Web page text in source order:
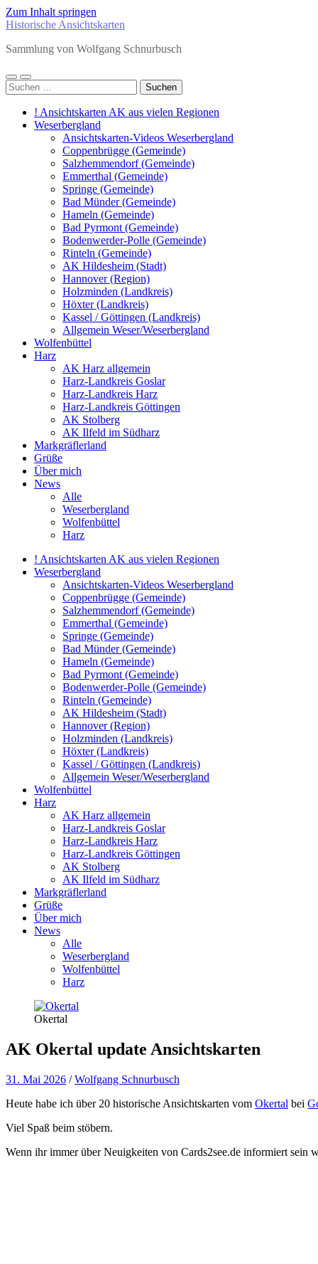
Zum Inhalt springen
Historische Ansichtskarten
Sammlung von Wolfgang Schnurbusch
Mobile-
Menü
Suchfeld
ein-/ausblenden
Suchen
nach:
! Ansichtskarten AK aus vielen Regionen
Weserbergland
Ansichtskarten-Videos Weserbergland
Coppenbrügge (Gemeinde)
Salzhemmendorf (Gemeinde)
Emmerthal (Gemeinde)
Springe (Gemeinde)
Bad Münder (Gemeinde)
Hameln (Gemeinde)
Bad Pyrmont (Gemeinde)
Bodenwerder-Polle (Gemeinde)
Rinteln (Gemeinde)
AK Hildesheim (Stadt)
Hannover (Region)
Holzminden (Landkreis)
Höxter (Landkreis)
Kassel / Göttingen (Landkreis)
Allgemein Weser/Weserbergland
Wolfenbüttel
Harz
AK Harz allgemein
Harz-Landkreis Goslar
Harz-Landkreis Harz
Harz-Landkreis Göttingen
AK Stolberg
AK Ilfeld im Südharz
Markgräflerland
Grüße
Über mich
News
Alle
Weserbergland
Wolfenbüttel
Harz
! Ansichtskarten AK aus vielen Regionen
Weserbergland
Ansichtskarten-Videos Weserbergland
Coppenbrügge (Gemeinde)
Salzhemmendorf (Gemeinde)
Emmerthal (Gemeinde)
Springe (Gemeinde)
Bad Münder (Gemeinde)
Hameln (Gemeinde)
Bad Pyrmont (Gemeinde)
Bodenwerder-Polle (Gemeinde)
Rinteln (Gemeinde)
AK Hildesheim (Stadt)
Hannover (Region)
Holzminden (Landkreis)
Höxter (Landkreis)
Kassel / Göttingen (Landkreis)
Allgemein Weser/Weserbergland
Wolfenbüttel
Harz
AK Harz allgemein
Harz-Landkreis Goslar
Harz-Landkreis Harz
Harz-Landkreis Göttingen
AK Stolberg
AK Ilfeld im Südharz
Markgräflerland
Grüße
Über mich
News
Alle
Weserbergland
Wolfenbüttel
Harz
Okertal
AK Okertal update Ansichtskarten
31. Mai 2026 /Wolfgang Schnurbusch
Heute habe ich über 20 historische Ansichtskarten vom Okertal bei
Viel Spaß beim stöbern.
Wenn ihr immer über Neuigkeiten von Cards2see.de informiert sein